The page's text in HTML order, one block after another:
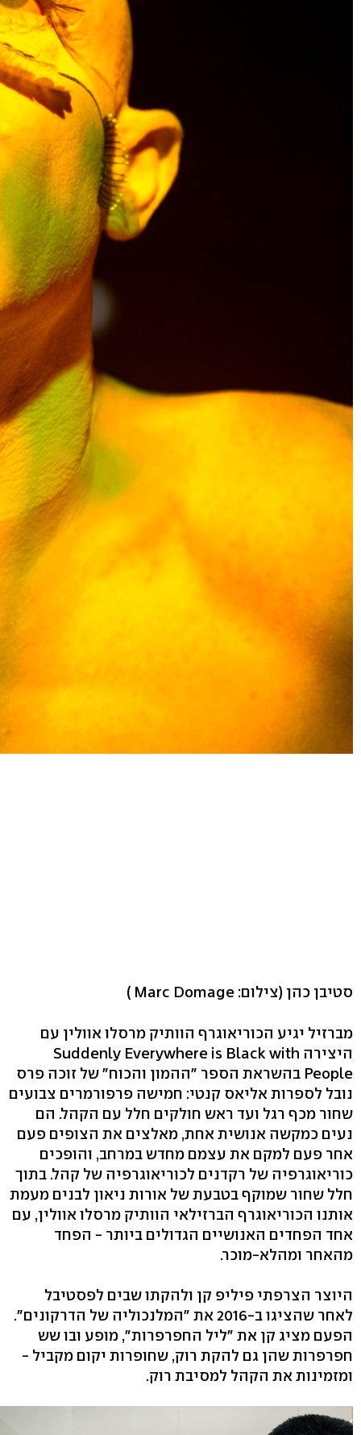
סטיבן כהן (צילום: Marc Domage )
מברזיל יגיע הכוריאוגרף הוותיק מרסלו אוולין עם
היצירה Suddenly Everywhere is Black with
People בהשראת הספר "ההמון והכוח" של זוכה פרס
נובל לספרות אליאס קנטי: חמישה פרפורמרים צבועים
שחור מכף רגל ועד ראש חולקים חלל עם הקהל. הם
נעים כמקשה אנושית אחת, מאלצים את הצופים פעם
אחר פעם למקם את עצמם מחדש במרחב, והופכים
כוריאוגרפיה של רקדנים לכוריאוגרפיה של קהל. בתוך
חלל שחור שמוקף בטבעת של אורות ניאון לבנים מעמת
אותנו הכוריאוגרף הברזילאי הוותיק מרסלו אוולין, עם
אחד הפחדים האנושיים הגדולים ביותר - הפחד
מהאחר ומהלא-מוכר.
היוצר הצרפתי פיליפ קן ולהקתו שבים לפסטיבל
לאחר שהציגו ב-2016 את "המלנכוליה של הדרקונים".
הפעם מציג קן את "ליל החפרפרות", מופע ובו שש
חפרפרות שהן גם להקת רוק, שחופרות יקום מקביל -
ומזמינות את הקהל למסיבת רוק.